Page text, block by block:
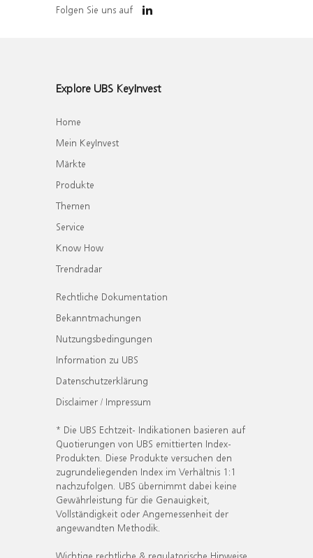
Folgen Sie uns auf
Explore UBS KeyInvest
Home
Mein KeyInvest
Märkte
Produkte
Themen
Service
Know How
Trendradar
Rechtliche Dokumentation
Bekanntmachungen
Nutzungsbedingungen
Information zu UBS
Datenschutzerklärung
Disclaimer / Impressum
* Die UBS Echtzeit- Indikationen basieren auf
Quotierungen von UBS emittierten Index-
Produkten. Diese Produkte versuchen den
zugrundeliegenden Index im Verhältnis 1:1
nachzufolgen. UBS übernimmt dabei keine
Gewährleistung für die Genauigkeit,
Vollständigkeit oder Angemessenheit der
angewandten Methodik.